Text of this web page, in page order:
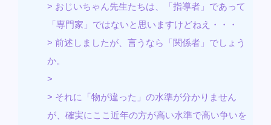
> おじいちゃん先生たちは、「指導者」であって
「専門家」ではないと思いますけどねえ・・・
> 前述しましたが、言うなら「関係者」でしょう
か。
>
> それに「物が違った」の水準が分かりません
が、確実にここ近年の方が高い水準で高い争いを